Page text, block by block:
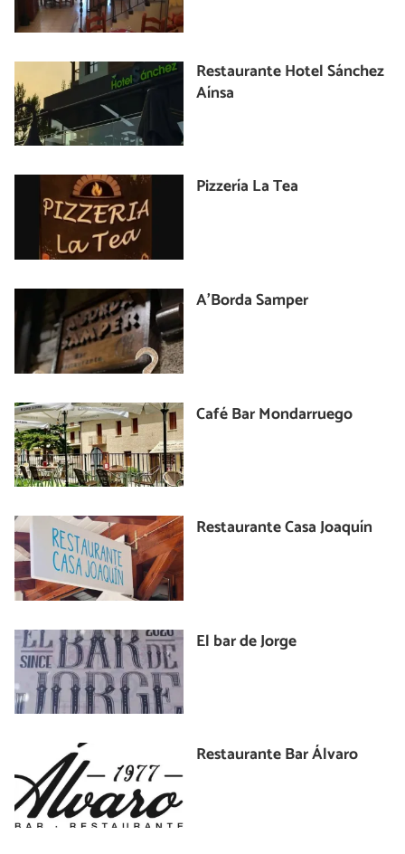
Restaurante Hotel Sánchez
Aínsa
Pizzería La Tea
A'Borda Samper
Café Bar Mondarruego
Restaurante Casa Joaquín
El bar de Jorge
Restaurante Bar Álvaro